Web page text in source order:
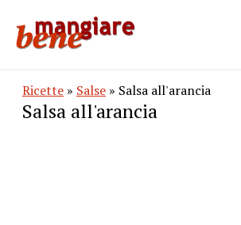
Ricette » Salse » Salsa all'arancia
Salsa all'arancia